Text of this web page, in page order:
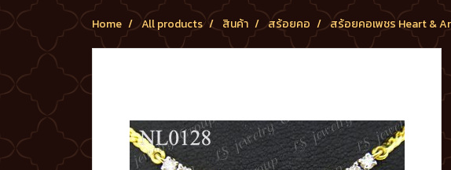
Home All products สินค้า สร้อยคอ สร้อยคอเพชร Heart &